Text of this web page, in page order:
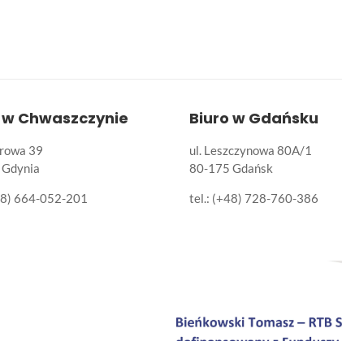
Chwaszczynie
39
664-052-201
Biuro w Gdańsku
ul. Leszczynowa 80A/1
80-175 Gdańsk
tel.: (+48) 728-760-386